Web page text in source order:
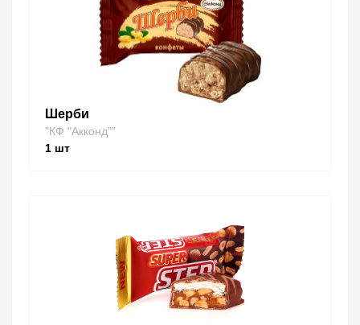
Шерби
"КФ "Акконд""
1 шт